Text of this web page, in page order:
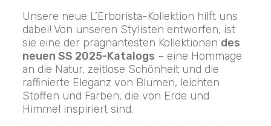
Unsere neue L’Erborista-Kollektion hilft uns
dabei! Von unseren Stylisten entworfen, ist
sie eine der prägnantesten Kollektionen des
neuen SS 2025-Katalogs – eine Hommage
an die Natur, zeitlose Schönheit und die
raffinierte Eleganz von Blumen, leichten
Stoffen und Farben, die von Erde und
Himmel inspiriert sind.